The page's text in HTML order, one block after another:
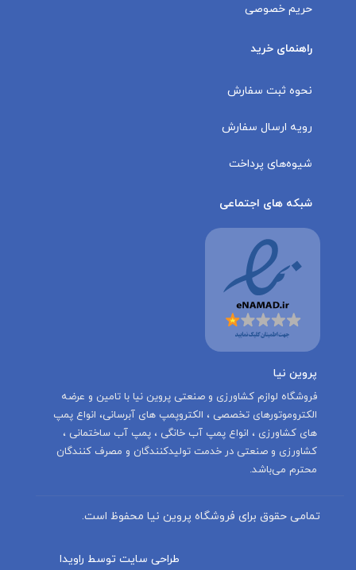
حریم خصوصی
راهنمای خرید
نحوه ثبت سفارش
رویه ارسال سفارش
شیوه‌های پرداخت
شبکه های اجتماعی
پروین نیا
‌فروشگاه لوازم کشاورزی و صنعتی پروین نیا با تامين و عرضه
الكتروموتورهاى تخصصى ، الكتروپمپ هاى آبرسانى، انواع پمپ
های کشاورزی ، انواع پمپ آب خانگی ، پمپ آب ساختمانی ،
کشاورزی و صنعتی در خدمت توليدكنندگان و مصرف كنندگان
محترم می‌باشد.
تمامی حقوق برای فروشگاه پروین نیا محفوظ است.
طراحی سایت توسط راویدا